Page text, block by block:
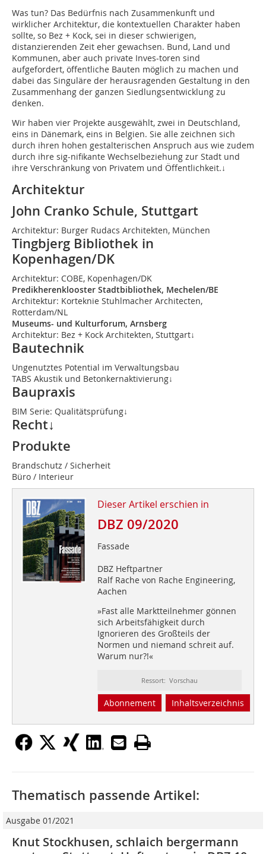
Was tun? Das Bedürfnis nach Zusammenkunft und
wirklicher Architektur, die kontextuellen Charakter haben
sollte, so Bez + Kock, sei in dieser schwierigen,
distanzierenden Zeit eher gewachsen. Bund, Land und
Kommunen, aber auch private Inves-toren sind
aufgefordert, öffentliche Bauten möglich zu machen und
dabei das Singuläre der herausragenden Gestaltung in den
Zusammenhang der ganzen Siedlungsentwicklung zu
denken.
Wir haben vier Projekte ausgewählt, zwei in Deutschland,
eins in Dänemark, eins in Belgien. Sie alle zeichnen sich
durch ihren hohen gestalterischen Anspruch aus wie zudem
durch ihre sig-nifikante Wechselbeziehung zur Stadt und
ihre Verschränkung von Privatem und Öffentlichkeit.↓
Architektur
John Cranko Schule, Stuttgart
Architektur: Burger Rudacs Architekten, München
Tingbjerg Bibliothek in
Kopenhagen/DK
Architektur: COBE, Kopenhagen/DK
Predikherenklooster Stadtbibliothek, Mechelen/BE
Architektur: Korteknie Stuhlmacher Architecten,
Rotterdam/NL
Museums- und Kulturforum, Arnsberg
Architektur: Bez + Kock Architekten, Stuttgart↓
Bautechnik
Ungenutztes Potential im Verwaltungsbau
TABS Akustik und Betonkernaktivierung↓
Baupraxis
BIM Serie: Qualitätsprüfung↓
Recht↓
Produkte
Brandschutz / Sicherheit
Büro / Interieur
Dieser Artikel erschien in
DBZ 09/2020
Fassade
DBZ Heftpartner
Ralf Rache von Rache Engineering,
Aachen
»Fast alle Marktteilnehmer gönnen
sich Arbeitsfähigkeit durch
Ignorieren des Großteils der
Normen und niemand schreit auf.
Warum nur?!«
Ressort: Vorschau
Abonnement Inhaltsverzeichnis
Thematisch passende Artikel:
Ausgabe 01/2021
Knut Stockhusen, schlaich bergermann